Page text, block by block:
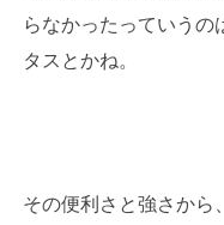
らなかったっていうの
タスとかね。
その便利さと強さから